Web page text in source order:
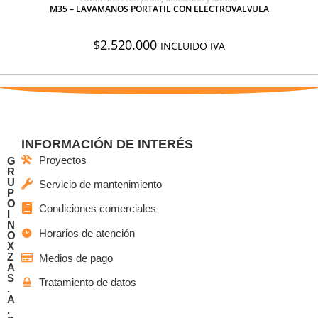
M35 – LAVAMANOS PORTATIL CON ELECTROVALVULA
$2.520.000 INCLUIDO IVA
G
R
U
P
O
I
N
O
X
Z
A
S
.
A
.
INFORMACIÓN DE INTERÉS
Proyectos
Servicio de mantenimiento
Condiciones comerciales
Horarios de atención
Medios de pago
Tratamiento de datos